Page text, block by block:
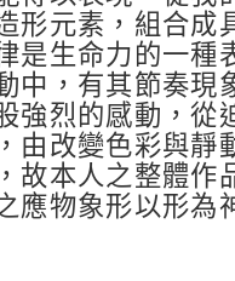
形元素，組合成
是生命力的一種
中，有其節奏現
強烈的感動，從
由改變色彩與靜
故本人之整體作
應物象形以形為